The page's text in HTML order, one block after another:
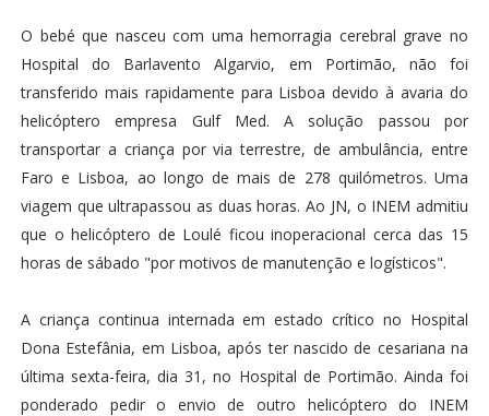
O bebé que nasceu com uma hemorragia cerebral grave no
Hospital do Barlavento Algarvio, em Portimão, não foi
transferido mais rapidamente para Lisboa devido à avaria do
helicóptero empresa Gulf Med. A solução passou por
transportar a criança por via terrestre, de ambulância, entre
Faro e Lisboa, ao longo de mais de 278 quilómetros. Uma
viagem que ultrapassou as duas horas. Ao JN, o INEM admitiu
que o helicóptero de Loulé ficou inoperacional cerca das 15
horas de sábado "por motivos de manutenção e logísticos".
A criança continua internada em estado crítico no Hospital
Dona Estefânia, em Lisboa, após ter nascido de cesariana na
última sexta-feira, dia 31, no Hospital de Portimão. Ainda foi
ponderado pedir o envio de outro helicóptero do INEM